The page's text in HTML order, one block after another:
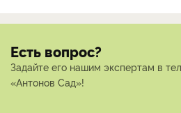
Есть вопрос?
Задайте его нашим экспертам в
«Антонов Сад»!